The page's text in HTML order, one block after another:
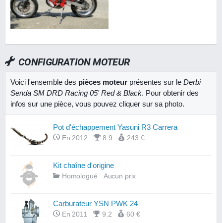
CONFIGURATION MOTEUR
Voici l'ensemble des pièces moteur présentes sur le Derbi
Senda SM DRD Racing 05' Red & Black. Pour obtenir des
infos sur une pièce, vous pouvez cliquer sur sa photo.
Pot d'échappement Yasuni R3 Carrera
En 2012 8.9 243 €
Kit chaîne d'origine
Homologué Aucun prix
Carburateur YSN PWK 24
En 2011 9.2 60 €